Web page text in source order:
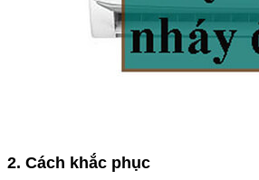
2. Cách khắc phục